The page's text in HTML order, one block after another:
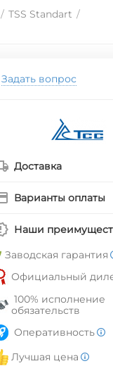
/ TSS Standart /
Задать вопрос
Доставка
Варианты оплаты
Наши
Заводская гарантия
Официальный
100% исполнение
обязательств
Оперативность
Лучшая цена